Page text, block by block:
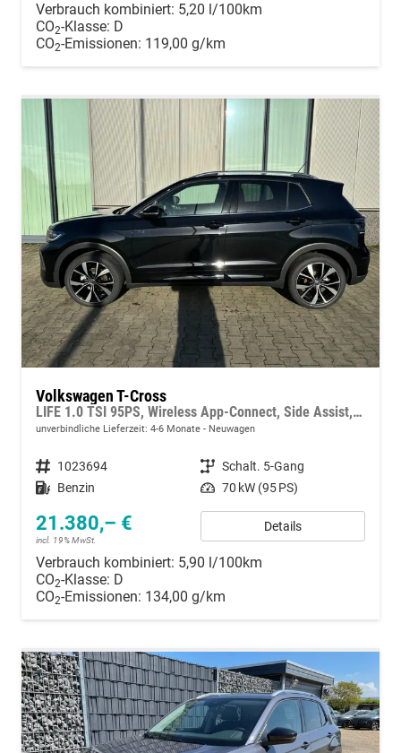
Verbrauch kombiniert: 5,20 l/100km
CO2-Klasse: D
CO2-Emissionen: 119,00 g/km
Volkswagen T-Cross
LIFE 1.0 TSI 95PS, Wireless App-Connect, Side Assist, ACC/Tempomat, 16" Alu, Parksensoren vo/hi, LED-Scheinwerfer, Radio Composition 8", Klima, M-Lederlenkrad, Digitales Cockpit, Dachreling
unverbindliche Lieferzeit: 4-6 Monate Neuwagen
Fahrzeugnummer 1023694 Getriebe Schalt. 5-Gang
Kraftstoff Benzin Leistung 70 kW (95 PS)
21.380,– €
incl. 19% MwSt.
Details
Verbrauch kombiniert: 5,90 l/100km
CO2-Klasse: D
CO2-Emissionen: 134,00 g/km